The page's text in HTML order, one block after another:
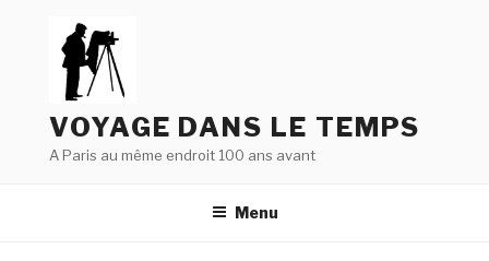
VOYAGE DANS LE TEMPS
A Paris au même endroit 100 ans avant
Menu